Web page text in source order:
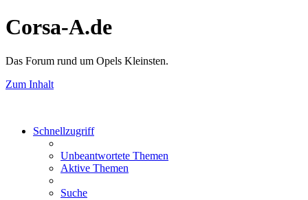
Corsa-A.de
Das Forum rund um Opels Kleinsten.
Zum Inhalt
Schnellzugriff
Unbeantwortete Themen
Aktive Themen
Suche